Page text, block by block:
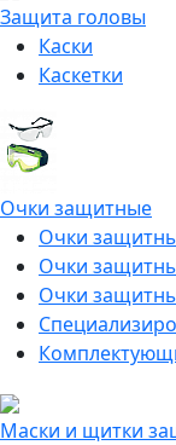
Защита головы
Каски
Каскетки
Очки защитные
Очки
Очки
Очки
Маски и щитки